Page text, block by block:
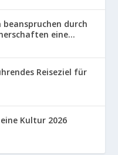
beanspruchen durch
eine...
Reiseziel für
Kultur 2026